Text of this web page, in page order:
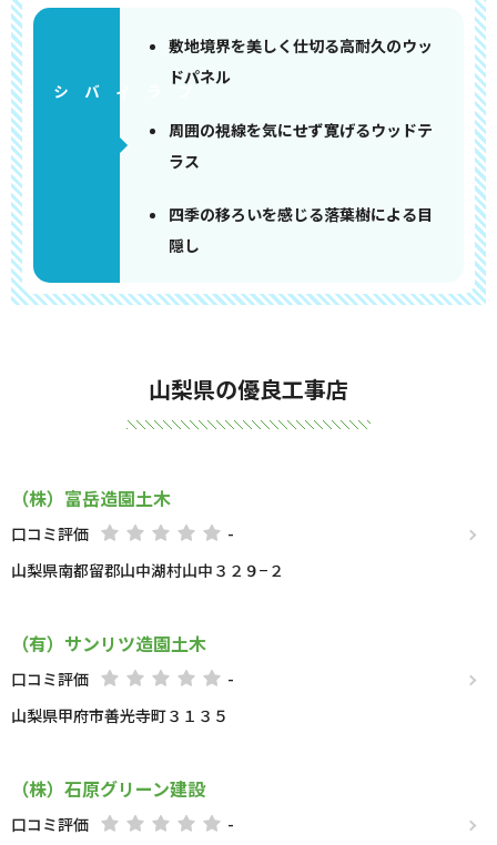
敷地境界を美しく仕切る高耐久のウッ
ドパネル
周囲の視線を気にせず寛げるウッドテ
ラス
四季の移ろいを感じる落葉樹による目
隠し
山梨県の優良工事店
（株）富岳造園土木
口コミ評価
-
山梨県南都留郡山中湖村山中３２９−２
（有）サンリツ造園土木
口コミ評価
-
山梨県甲府市善光寺町３１３５
（株）石原グリーン建設
口コミ評価 -